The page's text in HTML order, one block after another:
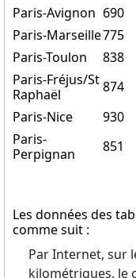
Paris-Avignon 690
Paris-Marseille775
Paris-Toulon
838
Paris-Fréjus/St
Raphaël
874
Paris-Nice
930
Paris-
Perpignan
851
Les données des
comme suit :
Par Internet, sur
kilométriques, le